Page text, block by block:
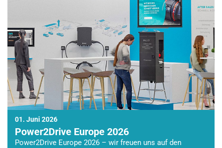
01. Juni 2026
Power2Drive Europe 2026
Power2Drive Europe 2026 – wir freuen uns auf den